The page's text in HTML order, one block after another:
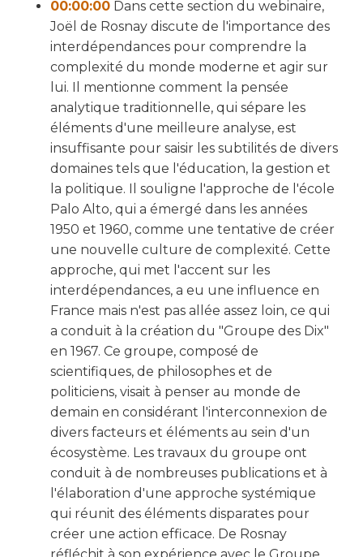
00:00:00 Dans cette section du webinaire,
Joël de Rosnay discute de l'importance des
interdépendances pour comprendre la
complexité du monde moderne et agir sur
lui. Il mentionne comment la pensée
analytique traditionnelle, qui sépare les
éléments d'une meilleure analyse, est
insuffisante pour saisir les subtilités de divers
domaines tels que l'éducation, la gestion et
la politique. Il souligne l'approche de l'école
Palo Alto, qui a émergé dans les années
1950 et 1960, comme une tentative de créer
une nouvelle culture de complexité. Cette
approche, qui met l'accent sur les
interdépendances, a eu une influence en
France mais n'est pas allée assez loin, ce qui
a conduit à la création du "Groupe des Dix"
en 1967. Ce groupe, composé de
scientifiques, de philosophes et de
politiciens, visait à penser au monde de
demain en considérant l'interconnexion de
divers facteurs et éléments au sein d'un
écosystème. Les travaux du groupe ont
conduit à de nombreuses publications et à
l'élaboration d'une approche systémique
qui réunit des éléments disparates pour
créer une action efficace. De Rosnay